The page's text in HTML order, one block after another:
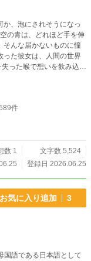
った喉で想いを飲み込み
のも、必ずしも報われる
件
数 1
文字数 5,524
登録日 2026.06.25
お気に入り追加 3
語である日本語として